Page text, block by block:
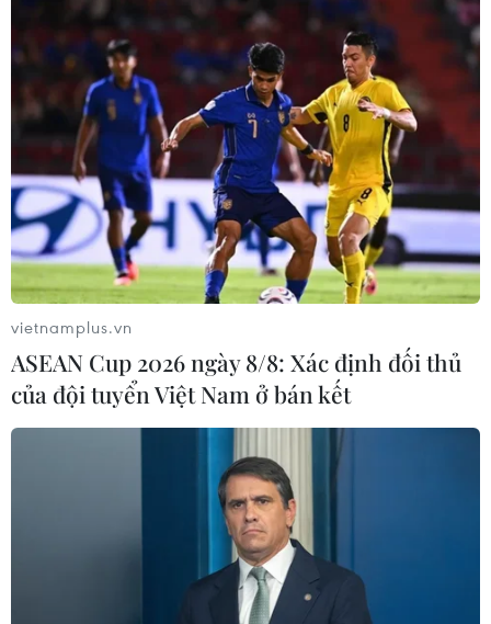
vietnamplus.vn
ASEAN Cup 2026 ngày 8/8: Xác định đối thủ
của đội tuyển Việt Nam ở bán kết